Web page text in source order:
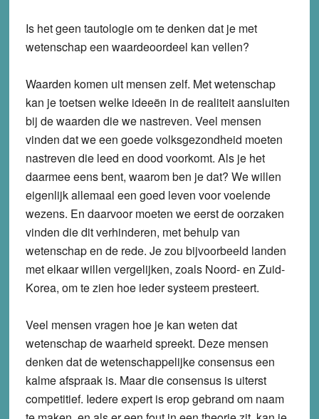
Is het geen tautologie om te denken dat je met
wetenschap een waardeoordeel kan vellen?
Waarden komen uit mensen zelf. Met wetenschap
kan je toetsen welke ideeën in de realiteit aansluiten
bij de waarden die we nastreven. Veel mensen
vinden dat we een goede volksgezondheid moeten
nastreven die leed en dood voorkomt. Als je het
daarmee eens bent, waarom ben je dat? We willen
eigenlijk allemaal een goed leven voor voelende
wezens. En daarvoor moeten we eerst de oorzaken
vinden die dit verhinderen, met behulp van
wetenschap en de rede. Je zou bijvoorbeeld landen
met elkaar willen vergelijken, zoals Noord- en Zuid-
Korea, om te zien hoe ieder systeem presteert.
Veel mensen vragen hoe je kan weten dat
wetenschap de waarheid spreekt. Deze mensen
denken dat de wetenschappelijke consensus een
kalme afspraak is. Maar die consensus is uiterst
competitief. Iedere expert is erop gebrand om naam